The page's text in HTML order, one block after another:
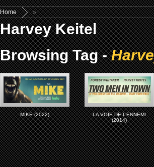
Home »
Harvey Keitel
Browsing Tag -
MIKE (2022)
LA VOIE DE L’ENNEMI
(2014)